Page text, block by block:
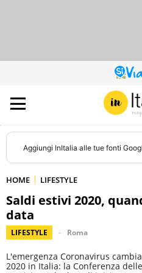
DI
Aggiungi InItalia alle tue fonti
HOME LIFESTYLE
Saldi estivi 2020,
data
LIFESTYLE Roma
L'emergenza Coronavirus
2020 in Italia: la Conferenza